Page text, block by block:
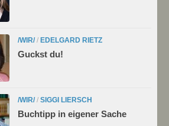
/WIR/ / EDELGARD RIETZ
Guckst du!
/WIR/ / SIGGI LIERSCH
Buchtipp in eigener Sache